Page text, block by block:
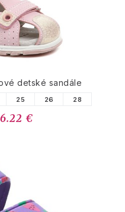
detské sandále
25 26 28
€